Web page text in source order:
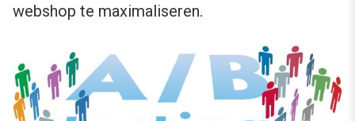
webshop te maximaliseren.